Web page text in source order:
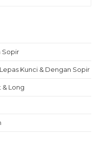
Sopir
Kunci & Dengan Sopir
& Long